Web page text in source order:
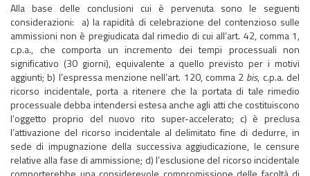
Alla base delle conclusioni cui è pervenuta sono le seguenti
considerazioni: a) la rapidità di celebrazione del contenzioso sulle
ammissioni non è pregiudicata dal rimedio di cui all’art. 42, comma 1,
c.p.a., che comporta un incremento dei tempi processuali non
significativo (30 giorni), equivalente a quello previsto per i motivi
aggiunti; b) l’espressa menzione nell’art. 120, comma 2 bis, c.p.a. del
ricorso incidentale, porta a ritenere che la portata di tale rimedio
processuale debba intendersi estesa anche agli atti che costituiscono
l’oggetto proprio del nuovo rito super-accelerato; c) è preclusa
l’attivazione del ricorso incidentale al delimitato fine di dedurre, in
sede di impugnazione della successiva aggiudicazione, le censure
relative alla fase di ammissione; d) l’esclusione del ricorso incidentale